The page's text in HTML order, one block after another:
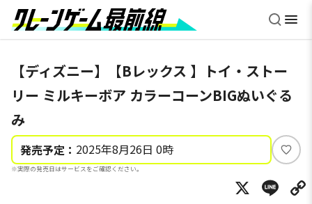
【ディズニー】【Bレックス 】トイ・ストー
リー ミルキーボア カラーコーンBIGぬいぐる
み
発売予定： 2025年8月26日 0時
※実際の発売日はサービスをご確認ください。
い
ね
X